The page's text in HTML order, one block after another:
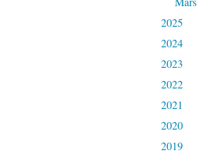
2025
2024
2023
2022
2021
2020
2019